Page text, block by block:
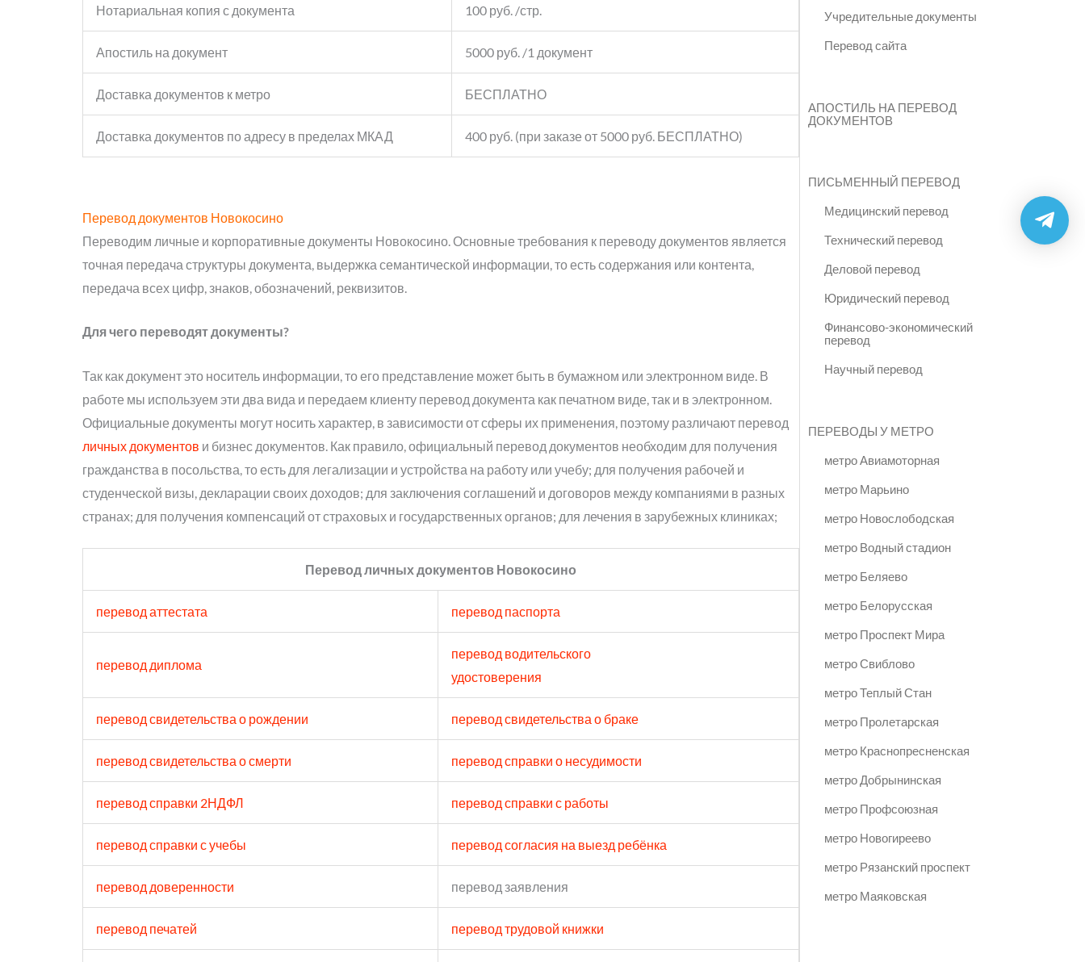
Нотариальная копия с документа 100 руб. /стр.
Апостиль на документ 5000 руб. /1 документ
Доставка документов к метро БЕСПЛАТНО
Доставка документов по адресу в пределах МКАД 400 руб. (при заказе от 5000 руб. БЕСПЛАТНО)
Перевод документов Новокосино
Переводим личные и корпоративные документы Новокосино. Основные требования к переводу документов является
точная передача структуры документа, выдержка семантической информации, то есть содержания или контента,
передача всех цифр, знаков, обозначений, реквизитов.
Для чего переводят документы?
Так как документ это носитель информации, то его представление может быть в бумажном или электронном виде. В
работе мы используем эти два вида и передаем клиенту перевод документа как печатном виде, так и в электронном.
Официальные документы могут носить характер, в зависимости от сферы их применения, поэтому различают перевод
личных документов и бизнес документов. Как правило, официальный перевод документов необходим для получения
гражданства в посольства, то есть для легализации и устройства на работу или учебу; для получения рабочей и
студенческой визы, декларации своих доходов; для заключения соглашений и договоров между компаниями в разных
странах; для получения компенсаций от страховых и государственных органов; для лечения в зарубежных клиниках;
Перевод личных документов Новокосино
перевод аттестата перевод паспорта
перевод диплома
перевод водительского
удостоверения
перевод свидетельства о рождении перевод свидетельства о браке
перевод свидетельства о смерти перевод справки о несудимости
перевод справки 2НДФЛ перевод справки с работы
перевод справки с учебы перевод согласия на выезд ребёнка
перевод доверенности перевод заявления
перевод печатей перевод трудовой книжки
Учредительные документы
Перевод сайта
АПОСТИЛЬ НА ПЕРЕВОД
ДОКУМЕНТОВ
ПИСЬМЕННЫЙ ПЕРЕВОД
Медицинский перевод
Технический перевод
Деловой перевод
Юридический перевод
Финансово-экономический
перевод
Научный перевод
ПЕРЕВОДЫ У МЕТРО
метро Авиамоторная
метро Марьино
метро Новослободская
метро Водный стадион
метро Беляево
метро Белорусская
метро Проспект Мира
метро Свиблово
метро Теплый Стан
метро Пролетарская
метро Краснопресненская
метро Добрынинская
метро Профсоюзная
метро Новогиреево
метро Рязанский проспект
метро Маяковская